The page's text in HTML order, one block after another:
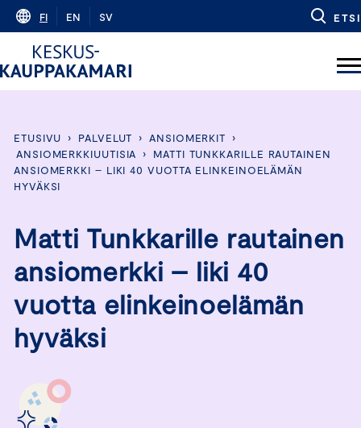
Skip
content
FI EN SV ETSI
ETUSIVU › PALVELUT › ANSIOMERKIT
›
ANSIOMERKKIUUTISIA
›
MATTI TUNKKARILLE RAUTAINEN
ANSIOMERKKI – LIKI 40 VUOTTA ELINKEINOELÄMÄN
HYVÄKSI
Matti Tunkkarille rautainen
ansiomerkki – liki 40
vuotta elinkeinoelämän
hyväksi